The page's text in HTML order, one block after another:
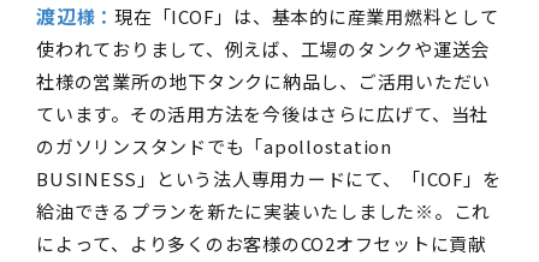
渡辺様： 現在「ICOF 」は、基本的に産業用燃料として
使われておりまして、例えば、工場のタンクや運送会
社様の営業所の地下タンクに納品し、ご活用いただい
ています。その活用方法を今後はさらに広げて、当社
のガソリンスタンドでも「apollostation
BUSINESS 」という法人専用カードにて、「ICOF 」を
給油できるプランを新たに実装いたしました※。これ
によって、より多くのお客様のCO2オフセットに貢献